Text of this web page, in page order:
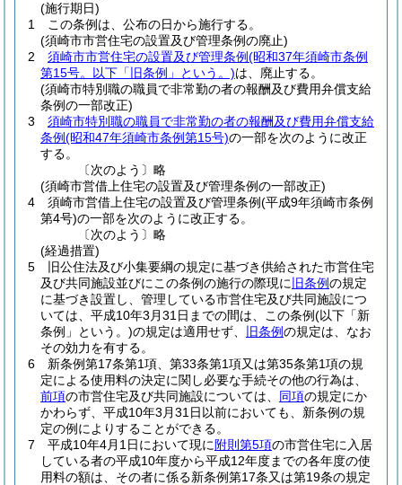
(施行期日)
1
この条例は、公布の日から施行する。
(須崎市市営住宅の設置及び管理条例の廃止)
2
須崎市市営住宅の設置及び管理条例(昭和37年須崎市条例
第15号。以下「旧条例」という。)は、廃止する。
(須崎市特別職の職員で非常勤の者の報酬及び費用弁償支給
条例の一部改正)
3
須崎市特別職の職員で非常勤の者の報酬及び費用弁償支給
条例(昭和47年須崎市条例第15号)の一部を次のように改正
する。
〔次のよう〕略
(須崎市営借上住宅の設置及び管理条例の一部改正)
4
須崎市営借上住宅の設置及び管理条例(平成9年須崎市条例
第4号)の一部を次のように改正する。
〔次のよう〕略
(経過措置)
5
旧公住法及び小集要綱の規定に基づき供給された市営住宅
及び共同施設並びにこの条例の施行の際現に 旧条例の規定
に基づき設置し、管理している市営住宅及び共同施設につ
いては、平成10年3月31日までの間は、この条例(以下「新
条例」という。)の規定は適用せず、 旧条例の規定は、なお
その効力を有する。
6
新条例第17条第1項、第33条第1項又は第35条第1項の規
定による使用料の決定に関し必要な手続その他の行為は、
前項の市営住宅及び共同施設については、 同項の規定にか
かわらず、平成10年3月31日以前においても、新条例の規
定の例によりすることができる。
7
平成10年4月1日において現に 附則第5項の市営住宅に入居
している者の平成10年度から平成12年度までの各年度の使
用料の額は、その者に係る新条例第17条又は第19条の規定